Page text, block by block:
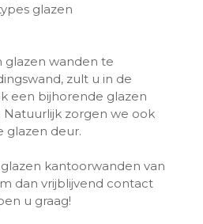
glazen
glazen wanden te
zult u in de
een bijhorende glazen
zorgen we ook
glazen deur.
kantoorwanden van
dan vrijblijvend contact
u graag!